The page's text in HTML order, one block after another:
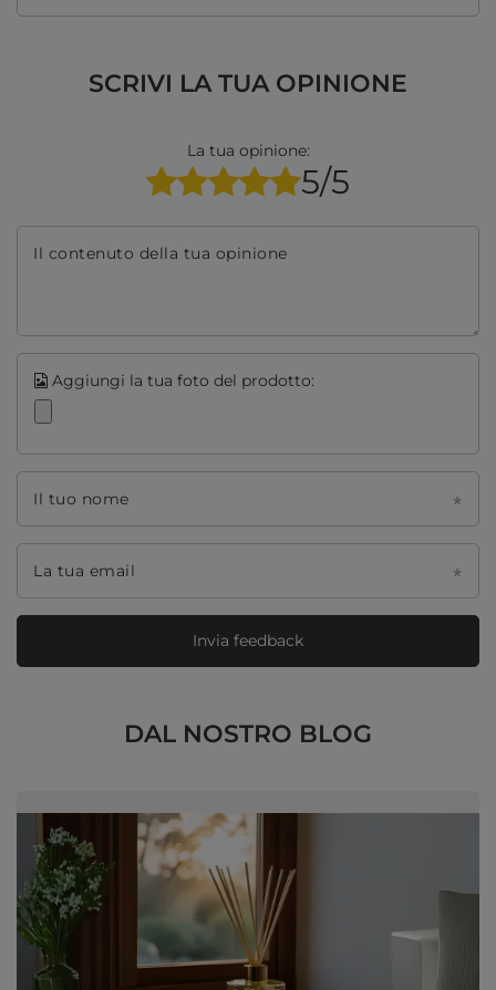
SCRIVI LA TUA OPINIONE
La tua opinione:
5/5
Il contenuto della tua opinione
Aggiungi la tua foto del prodotto:
Il tuo nome
La tua email
Invia feedback
DAL NOSTRO BLOG